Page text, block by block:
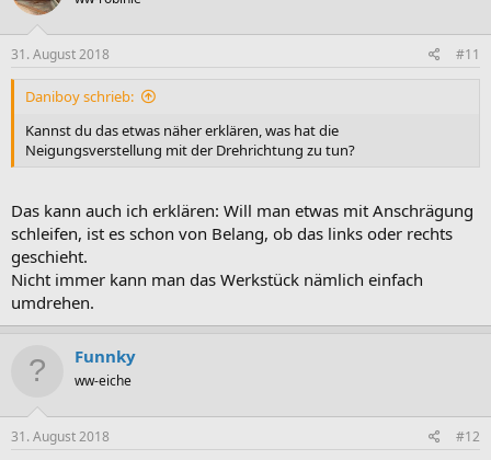
31. August 2018 #11
Daniboy schrieb:
Kannst du das etwas näher erklären, was hat die
Neigungsverstellung mit der Drehrichtung zu tun?
Das kann auch ich erklären: Will man etwas mit Anschrägung
schleifen, ist es schon von Belang, ob das links oder rechts
geschieht.
Nicht immer kann man das Werkstück nämlich einfach
umdrehen.
Funnky
ww-eiche
31. August 2018 #12